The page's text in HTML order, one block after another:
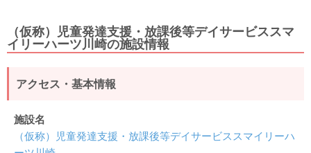
（仮称）児童発達支援・放課後等デイサービススマ
イリーハーツ川崎の施設情報
アクセス・基本情報
施設名
（仮称）児童発達支援・放課後等デイサービススマイリーハ